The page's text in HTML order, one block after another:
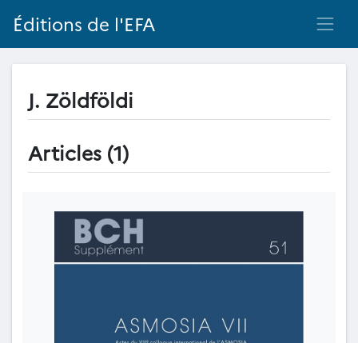
Éditions de l'EFA
J. Zöldföldi
Articles (1)